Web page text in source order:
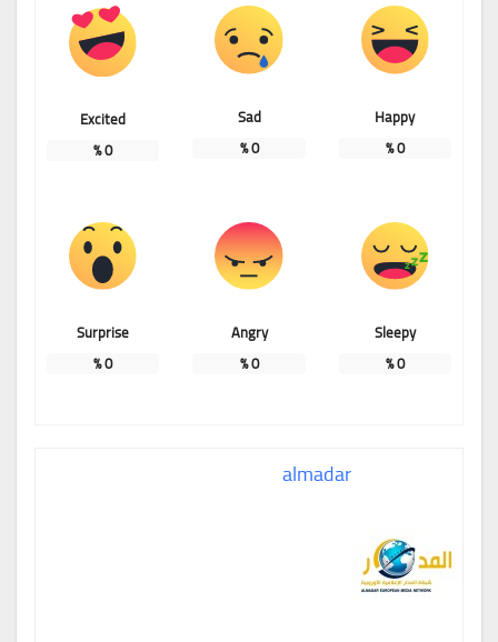
Happy
0
%
Sad
0
%
Excited
0
%
Sleepy
0
%
Angry
0
%
Surprise
0
%
almadar